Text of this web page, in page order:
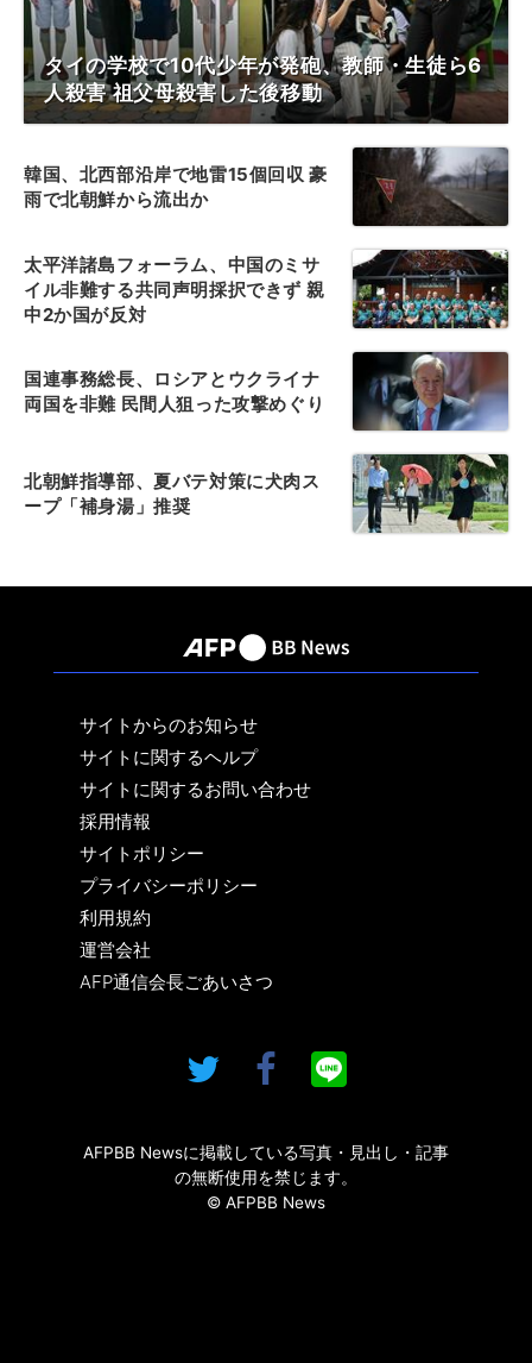
タイの学校で10代少年が発砲、教師・生徒ら6
人殺害 祖父母殺害した後移動
韓国、北西部沿岸で地雷15個回収 豪
雨で北朝鮮から流出か
太平洋諸島フォーラム、中国のミサ
イル非難する共同声明採択できず 親
中2か国が反対
国連事務総長、ロシアとウクライナ
両国を非難 民間人狙った攻撃めぐり
北朝鮮指導部、夏バテ対策に犬肉ス
ープ「補身湯」推奨
サイトからのお知らせ
サイトに関するヘルプ
サイトに関するお問い合わせ
採用情報
サイトポリシー
プライバシーポリシー
利用規約
運営会社
AFP通信会長ごあいさつ
AFPBB Newsに掲載している写真・見出し・記事
の無断使用を禁じます。
© AFPBB News